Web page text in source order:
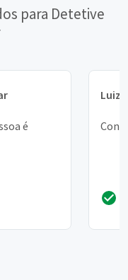
para Detetive
é
Luiz